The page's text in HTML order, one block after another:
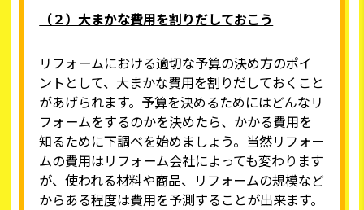
（２）大まかな費用を割りだしておこう
リフォームにおける適切な予算の決め方のポイ
ントとして、大まかな費用を割りだしておくこと
があげられます。予算を決めるためにはどんなリ
フォームをするのかを決めたら、かかる費用を
知るために下調べを始めましょう。当然リフォー
ムの費用はリフォーム会社によっても変わります
が、使われる材料や商品、リフォームの規模など
からある程度は費用を予測することが出来ます。